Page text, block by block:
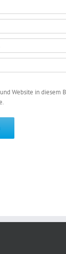
Website in diesem